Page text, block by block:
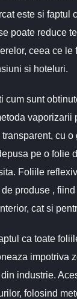
este si faptul
poate reduce
ceea ce le
si hoteluri.
cum sunt
vaporizarii
cu o
pe o folie
Foliile
produse ,
cat si
ca toate
impotriva
industrie.
folosind